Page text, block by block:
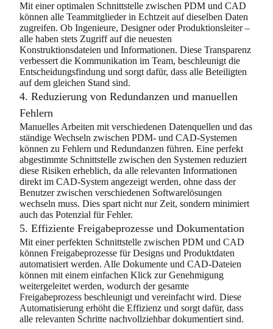
Mit einer optimalen Schnittstelle zwischen PDM und CAD
können alle Teammitglieder in Echtzeit auf dieselben Daten
zugreifen. Ob Ingenieure, Designer oder Produktionsleiter –
alle haben stets Zugriff auf die neuesten
Konstruktionsdateien und Informationen. Diese Transparenz
verbessert die Kommunikation im Team, beschleunigt die
Entscheidungsfindung und sorgt dafür, dass alle Beteiligten
auf dem gleichen Stand sind.
4. Reduzierung von Redundanzen und manuellen
Fehlern
Manuelles Arbeiten mit verschiedenen Datenquellen und das
ständige Wechseln zwischen PDM- und CAD-Systemen
können zu Fehlern und Redundanzen führen. Eine perfekt
abgestimmte Schnittstelle zwischen den Systemen reduziert
diese Risiken erheblich, da alle relevanten Informationen
direkt im CAD-System angezeigt werden, ohne dass der
Benutzer zwischen verschiedenen Softwarelösungen
wechseln muss. Dies spart nicht nur Zeit, sondern minimiert
auch das Potenzial für Fehler.
5. Effiziente Freigabeprozesse und Dokumentation
Mit einer perfekten Schnittstelle zwischen PDM und CAD
können Freigabeprozesse für Designs und Produktdaten
automatisiert werden. Alle Dokumente und CAD-Dateien
können mit einem einfachen Klick zur Genehmigung
weitergeleitet werden, wodurch der gesamte
Freigabeprozess beschleunigt und vereinfacht wird. Diese
Automatisierung erhöht die Effizienz und sorgt dafür, dass
alle relevanten Schritte nachvollziehbar dokumentiert sind.